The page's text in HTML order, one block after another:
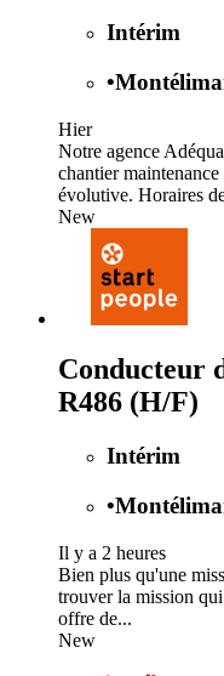
Intérim
•
Hier
Notre agence
chantier
évolutive. Horaires
New
Conducteur
R486 (H/F)
Intérim
•
Il y a 2 heures
Bien plus qu'une
trouver la mission
offre de...
New